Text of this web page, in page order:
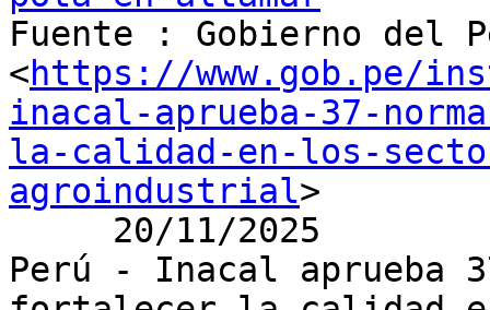
Fuente : Gobierno del
<https://www.gob.pe/
inacal-aprueba-37-
la-calidad-en-los-
agroindustrial>
Perú - Inacal aprueba